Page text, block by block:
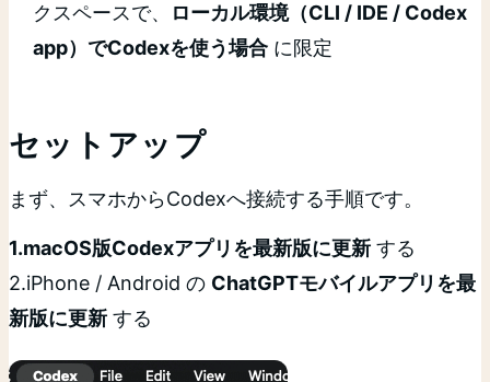
クスペースで、
ローカル環境（CLI / IDE / Codex
app）でCodexを使う場合 に限定
セットアップ
まず、スマホからCodexへ接続する手順です。
1.macOS版Codexアプリを最新版に更新 する
2.iPhone / Android の ChatGPTモバイルアプリを最
新版に更新 する